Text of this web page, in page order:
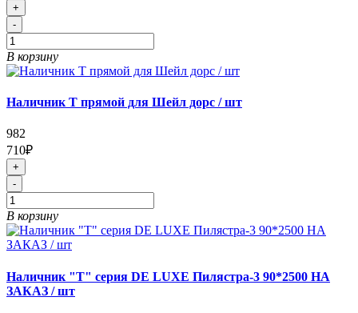
+
-
В корзину
Наличник Т прямой для Шейл дорс / шт
982
710₽
+
-
В корзину
Наличник "Т" серия DE LUXE Пилястра-3 90*2500 НА
ЗАКАЗ / шт